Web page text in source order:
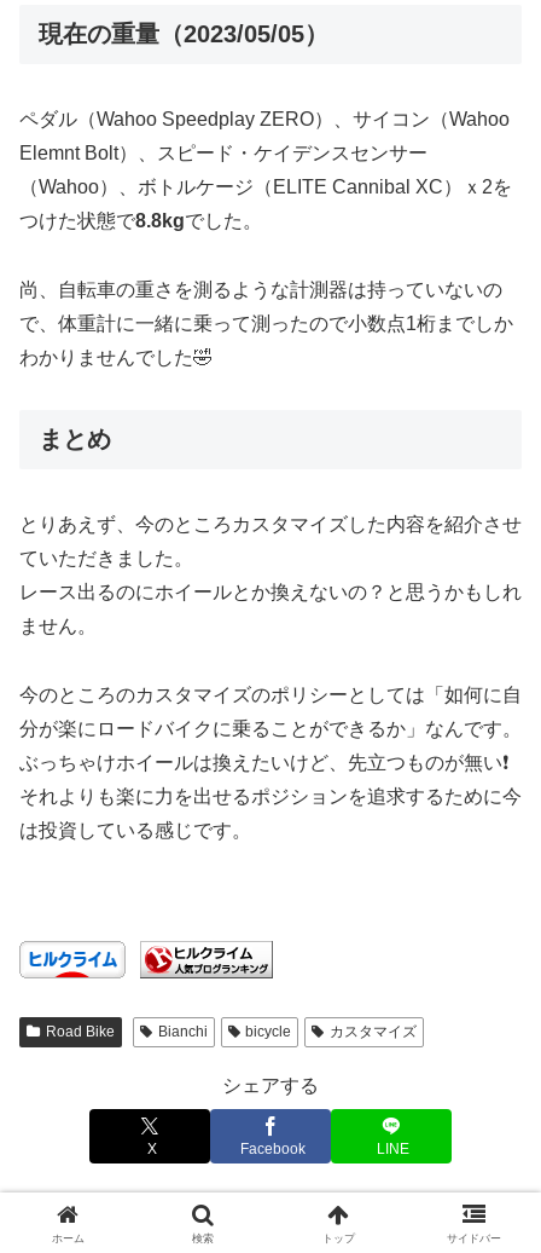
現在の重量（2023/05/05）
ペダル（Wahoo Speedplay ZERO）、サイコン（Wahoo
Elemnt Bolt）、スピード・ケイデンスセンサー
（Wahoo）、ボトルケージ（ELITE Cannibal XC）ｘ2を
つけた状態で8.8kgでした。
尚、自転車の重さを測るような計測器は持っていないの
で、体重計に一緒に乗って測ったので小数点1桁までしか
わかりませんでした🤣
まとめ
とりあえず、今のところカスタマイズした内容を紹介させ
ていただきました。
レース出るのにホイールとか換えないの？と思うかもしれ
ません。
今のところのカスタマイズのポリシーとしては「如何に自
分が楽にロードバイクに乗ることができるか」なんです。
ぶっちゃけホイールは換えたいけど、先立つものが無い❗️
それよりも楽に力を出せるポジションを追求するために今
は投資している感じです。
Road Bike Bianchi bicycle カスタマイズ
シェアする
X Facebook LINE
SWK623
ホーム 検索 トップ サイドバー